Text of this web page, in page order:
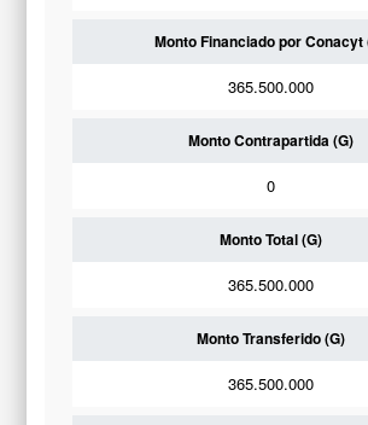
Monto Financiado por Conacyt
365.500.000
Monto Contrapartida (G)
0
Monto Total (G)
365.500.000
Monto Transferido (G)
365.500.000